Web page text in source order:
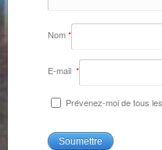
Nom*
E-mail *
Prévenez-moi de tous